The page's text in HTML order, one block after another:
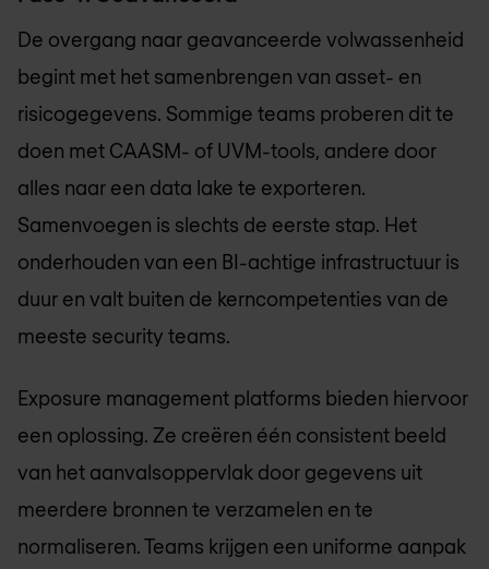
De overgang naar geavanceerde volwassenheid
begint met het samenbrengen van asset- en
risicogegevens. Sommige teams proberen dit te
doen met CAASM- of UVM-tools, andere door
alles naar een data lake te exporteren.
Samenvoegen is slechts de eerste stap. Het
onderhouden van een BI-achtige infrastructuur is
duur en valt buiten de kerncompetenties van de
meeste security teams.
Exposure management platforms bieden hiervoor
een oplossing. Ze creëren één consistent beeld
van het aanvalsoppervlak door gegevens uit
meerdere bronnen te verzamelen en te
normaliseren. Teams krijgen een uniforme aanpak